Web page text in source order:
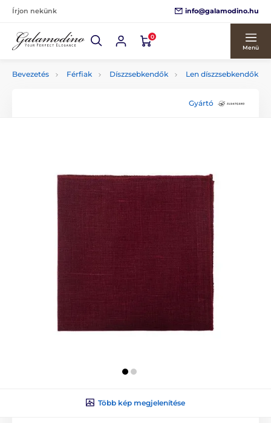
Írjon nekünk info@galamodino.hu
0
Menü
Bevezetés Férfiak Díszzsebkendők Len díszzsebkendők
Gyártó
Több kép megjelenítése